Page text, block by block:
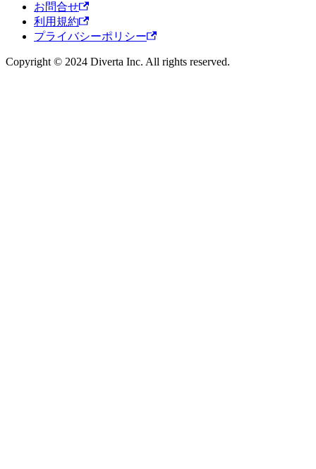
お問合せ
利用規約
プライバシーポリシー
Copyright © 2024 Diverta Inc. All rights reserved.